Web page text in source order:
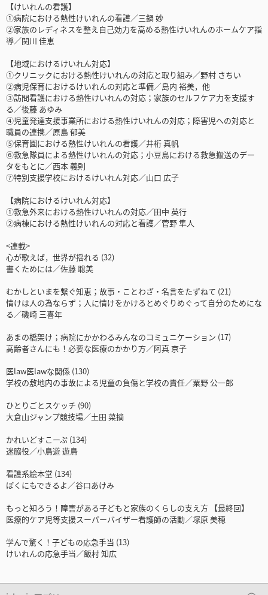
【けいれんの看護】
①病院における熱性けいれんの看護／三鍋 妙
②家族のレディネスを整え自己効力を高める熱性けいれんのホームケア指
導／関川 佳恵
【地域におけるけいれん対応】
①クリニックにおける熱性けいれんの対応と取り組み／野村 さちい
②病児保育におけるけいれんの対応と準備／島内 裕美，他
③訪問看護における熱性けいれんの対応；家族のセルフケア力を支援す
る／後藤 あゆみ
④児童発達支援事業所における熱性けいれんの対応；障害児への対応と
職員の連携／原島 郁美
⑤保育園における熱性けいれんの看護／井桁 真帆
⑥救急隊員による熱性けいれんの対応；小豆島における救急搬送のデー
タをもとに／西本 義則
⑦特別支援学校におけるけいれん対応／山口 広子
【病院におけるけいれん対応】
①救急外来における熱性けいれんの対応／田中 英行
②病棟における熱性けいれんの対応と看護／菅野 隼人
<連載>
心が歌えば，世界が揺れる (32)
書くためには／佐藤 聡美
むかしといまを繋ぐ知恵；故事・ことわざ・名言をたずねて (21)
情けは人の為ならず；人に情けをかけるとめぐりめぐって自分のためにな
る／磯崎 三喜年
あまの橋架け；病院にかかわるみんなのコミュニケーション (17)
高齢者さんにも！必要な医療のかかり方／阿真 京子
医law医lawな関係 (130)
学校の敷地内の事故による児童の負傷と学校の責任／粟野 公一郎
ひとりごとスケッチ (90)
大倉山ジャンプ競技場／土田 菜摘
かれいどすこーぷ (134)
迷脇役／小鳥遊 遊鳥
看護系絵本堂 (134)
ぼくにもできるよ／谷口あけみ
もっと知ろう！障害がある子どもと家族のくらしの支え方 【最終回】
医療的ケア児等支援スーパーバイザー看護師の活動／塚原 美穂
学んで驚く！子どもの応急手当 (13)
けいれんの応急手当／飯村 知広